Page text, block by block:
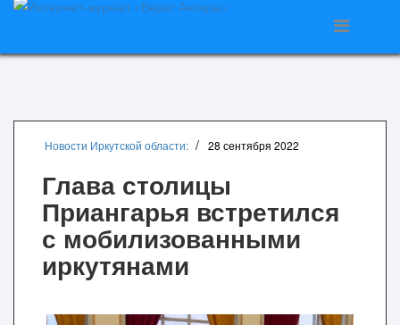
Новости Иркутской области: 28 сентября 2022
Глава столицы
Приангарья встретился
с мобилизованными
иркутянами